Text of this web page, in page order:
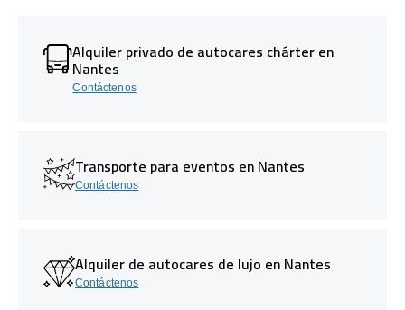
Alquiler privado de autocares chárter en
Nantes
Contáctenos
Transporte para eventos en Nantes
Contáctenos
Alquiler de autocares de lujo en Nantes
Contáctenos